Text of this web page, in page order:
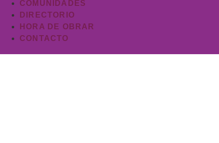
COMUNIDADES
DIRECTORIO
HORA DE OBRAR
CONTACTO